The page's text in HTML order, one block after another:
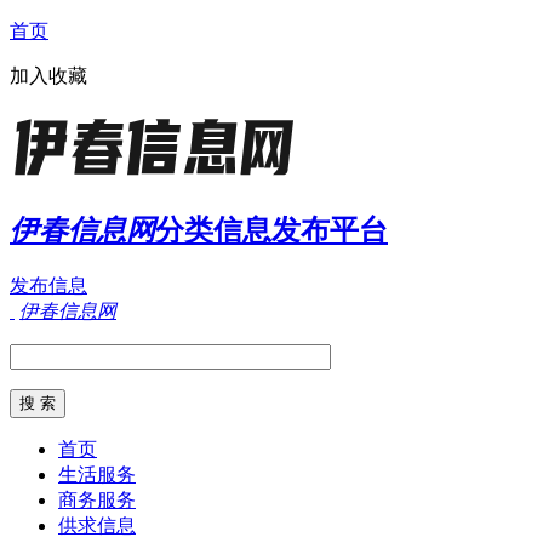
首页
加入收藏
伊春信息网分类信息发布平台
发布信息
伊春信息网
首页
生活服务
商务服务
供求信息